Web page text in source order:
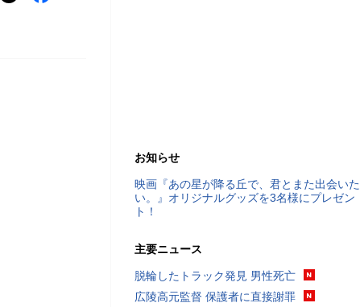
お知らせ
映画『あの星が降る丘で、君とまた出会いた
い。』オリジナルグッズを3名様にプレゼン
ト！
主要ニュース
脱輪したトラック発見 男性死亡
広陵高元監督 保護者に直接謝罪